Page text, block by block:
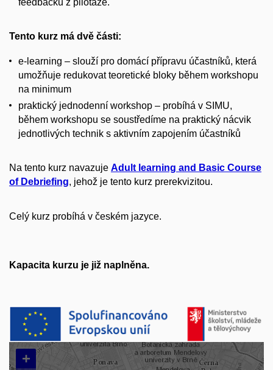
Tento kurz má dvě části:
e-learning – slouží pro domácí přípravu účastníků, která
umožňuje redukovat teoretické bloky během workshopu
na minimum
praktický jednodenní workshop – probíhá v SIMU,
během workshopu se soustředíme na praktický nácvik
jednotlivých technik s aktivním zapojením účastníků
Na tento kurz navazuje Adult learning and Basic Course
of Debriefing, jehož je tento kurz prerekvizitou.
Celý kurz probíhá v českém jazyce.
Kapacita kurzu je již naplněna.
+